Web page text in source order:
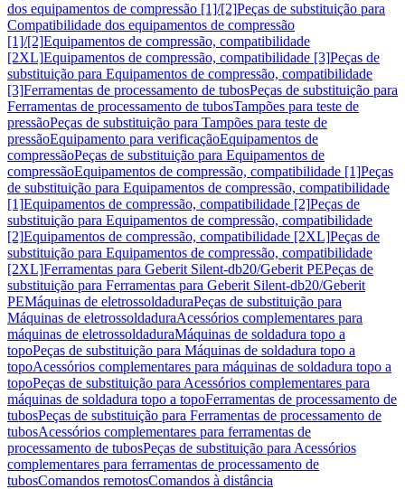
dos equipamentos de compressão [1]/[2]Peças de substituição para
Compatibilidade dos equipamentos de compressão
[1]/[2]Equipamentos de compressão, compatibilidade
[2XL]Equipamentos de compressão, compatibilidade [3]Peças de
substituição para Equipamentos de compressão, compatibilidade
[3]Ferramentas de processamento de tubosPeças de substituição para
Ferramentas de processamento de tubosTampões para teste de
pressãoPeças de substituição para Tampões para teste de
pressãoEquipamento para verificaçãoEquipamentos de
compressãoPeças de substituição para Equipamentos de
compressãoEquipamentos de compressão, compatibilidade [1]Peças
de substituição para Equipamentos de compressão, compatibilidade
[1]Equipamentos de compressão, compatibilidade [2]Peças de
substituição para Equipamentos de compressão, compatibilidade
[2]Equipamentos de compressão, compatibilidade [2XL]Peças de
substituição para Equipamentos de compressão, compatibilidade
[2XL]Ferramentas para Geberit Silent-db20/Geberit PEPeças de
substituição para Ferramentas para Geberit Silent-db20/Geberit
PEMáquinas de eletrossoldaduraPeças de substituição para
Máquinas de eletrossoldaduraAcessórios complementares para
máquinas de eletrossoldaduraMáquinas de soldadura topo a
topoPeças de substituição para Máquinas de soldadura topo a
topoAcessórios complementares para máquinas de soldadura topo a
topoPeças de substituição para Acessórios complementares para
máquinas de soldadura topo a topoFerramentas de processamento de
tubosPeças de substituição para Ferramentas de processamento de
tubosAcessórios complementares para ferramentas de
processamento de tubosPeças de substituição para Acessórios
complementares para ferramentas de processamento de
tubosComandos remotosComandos à distância